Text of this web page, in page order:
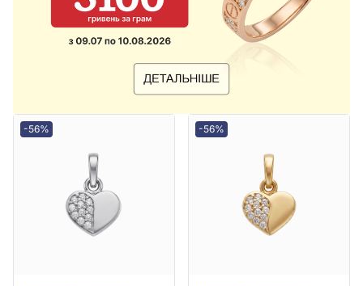
-56% -56%